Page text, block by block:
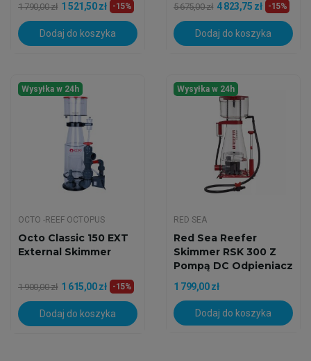
1 790,00 zł 1 521,50 zł -15%
Dodaj do koszyka
5 675,00 zł 4 823,75 zł -15%
Dodaj do koszyka
Wysyłka w 24h
OCTO -REEF OCTOPUS
Octo Classic 150 EXT
External Skimmer
1 900,00 zł 1 615,00 zł -15%
Dodaj do koszyka
Wysyłka w 24h
RED SEA
Red Sea Reefer
Skimmer RSK 300 Z
Pompą DC Odpieniacz
Białek
1 799,00 zł
Dodaj do koszyka